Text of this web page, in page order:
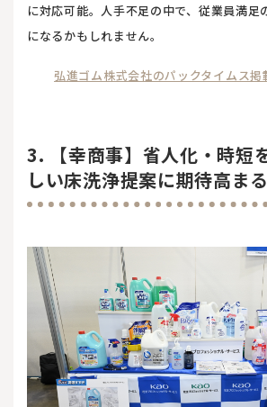
に対応可能。人手不足の中で、従業員満足
になるかもしれません。
弘進ゴム株式会社のパックタイムス掲
3. 【幸商事】省人化・時短
しい床洗浄提案に期待高まる